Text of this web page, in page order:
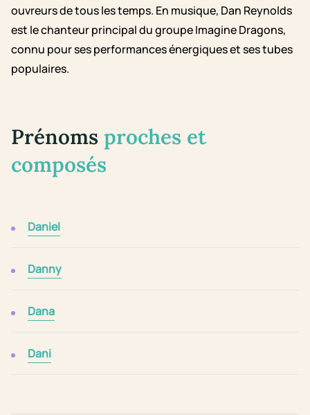
ouvreurs de tous les temps. En musique, Dan Reynolds
est le chanteur principal du groupe Imagine Dragons,
connu pour ses performances énergiques et ses tubes
populaires.
Prénoms proches et
composés
Daniel
Danny
Dana
Dani